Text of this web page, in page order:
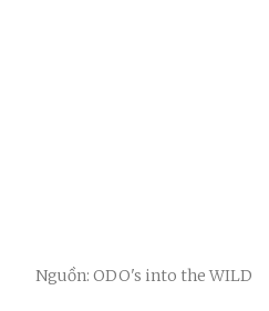
Nguồn: ODO's into the WILD